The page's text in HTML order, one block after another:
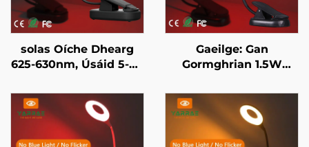
solas Oíche Dhearg
625-630nm, Úsáid 5-50
Socruithe Soiléir,
Luchdú Tapaidh USB 1-
Uair ar Chorp Eile
Dhubh
Gaeilge: Gan
Gormghrian 1.5W
Solas 625~630 nm
660/670 nm Dearg
Dath 3 Leibhéal Is
Soilse Soirleac Black